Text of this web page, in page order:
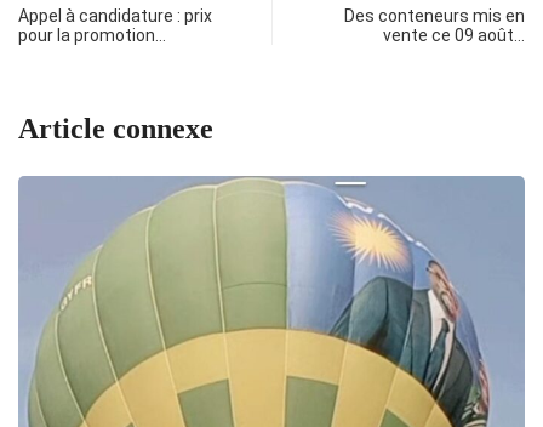
Appel à candidature : prix
pour la promotion…
Des conteneurs mis en
vente ce 09 août…
Article connexe